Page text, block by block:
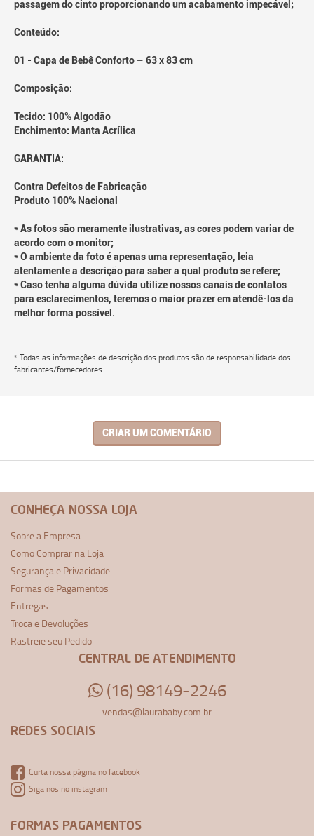
passagem do cinto proporcionando um acabamento impecável;
Conteúdo:
01 - Capa de Bebê Conforto – 63 x 83 cm
Composição:
Tecido: 100% Algodão
Enchimento: Manta Acrílica
GARANTIA:
Contra Defeitos de Fabricação
Produto 100% Nacional
* As fotos são meramente ilustrativas, as cores podem variar de
acordo com o monitor;
* O ambiente da foto é apenas uma representação, leia
atentamente a descrição para saber a qual produto se refere;
* Caso tenha alguma dúvida utilize nossos canais de contatos
para esclarecimentos, teremos o maior prazer em atendê-los da
melhor forma possível.
* Todas as informações de descrição dos produtos são de responsabilidade dos
fabricantes/fornecedores.
CRIAR UM COMENTÁRIO
CONHEÇA NOSSA LOJA
Sobre a Empresa
Como Comprar na Loja
Segurança e Privacidade
Formas de Pagamentos
Entregas
Troca e Devoluções
Rastreie seu Pedido
CENTRAL DE ATENDIMENTO
(16) 98149-2246
vendas@laurababy.com.br
REDES SOCIAIS
Curta nossa página no facebook
Siga nos no instagram
FORMAS PAGAMENTOS